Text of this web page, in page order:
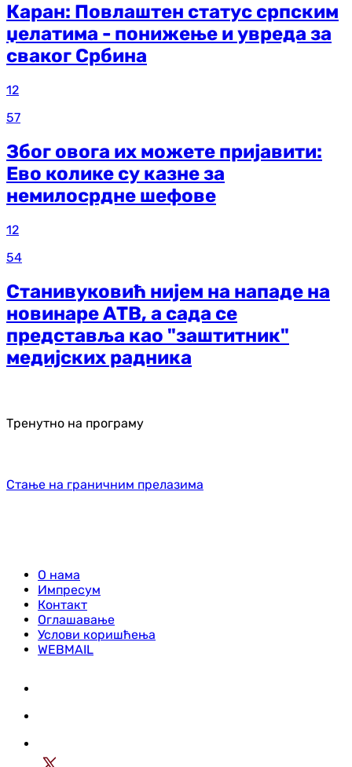
Каран: Повлаштен статус српским
џелатима - понижење и увреда за
сваког Србина
12
57
Због овога их можете пријавити:
Ево колике су казне за
немилосрдне шефове
12
54
Станивуковић нијем на нападе на
новинаре АТВ, а сада се
представља као "заштитник"
медијских радника
Тренутно на програму
Стање на граничним прелазима
О нама
Импресум
Контакт
Оглашавање
Услови коришћења
WEBMAIL